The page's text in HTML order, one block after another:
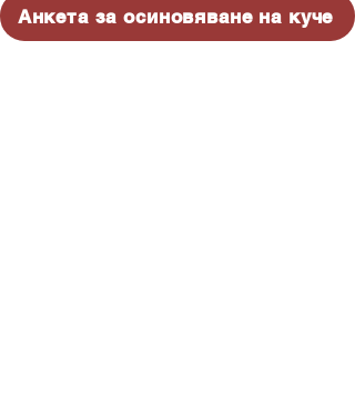
Анкета за осиновяване на куче